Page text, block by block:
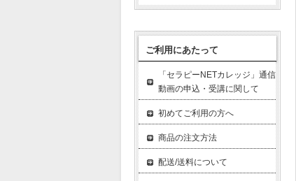
ご利用にあたって
「セラピーNETカレッジ」通信
動画の申込・受講に関して
初めてご利用の方へ
商品の注文方法
配送/送料について